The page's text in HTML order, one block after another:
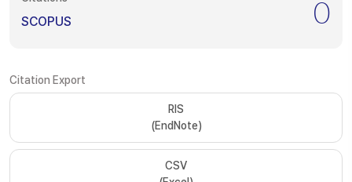
SCOPUS 0
Citation Export
RIS
(EndNote)
CSV